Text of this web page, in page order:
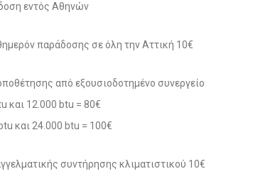
εντός Αθηνών
παράδοσης σε όλη την Αττική 10€
από εξουσιοδοτημένο συνεργείο
και 12.000 btu = 80€
και 24.000 btu = 100€
συντήρησης κλιματιστικού 10€